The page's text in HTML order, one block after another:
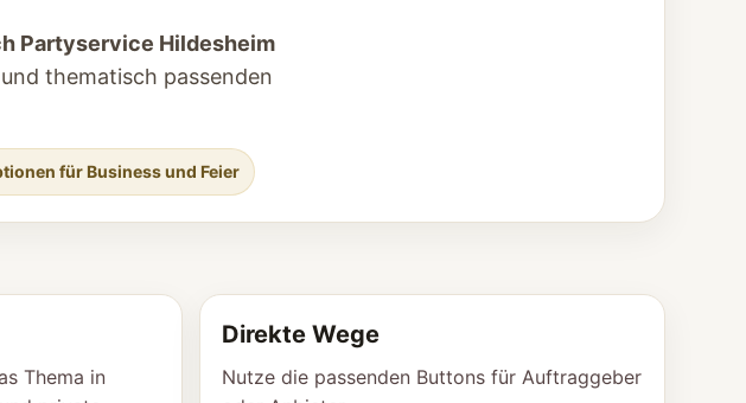
Partyservice Hildesheim
thematisch passenden
für Business und Feier
Thema in
Direkte Wege
Nutze die passenden Buttons für Auftraggeber